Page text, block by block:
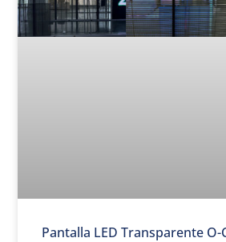
Pantalla LED Transparente O-